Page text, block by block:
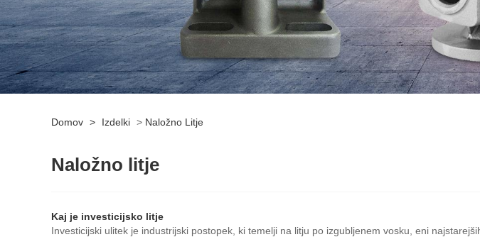
Domov > Izdelki > Naložno Litje
Naložno litje
Kaj je investicijsko litje
Investicijski ulitek je industrijski postopek, ki temelji na litju po izgubljenem vosku, eni